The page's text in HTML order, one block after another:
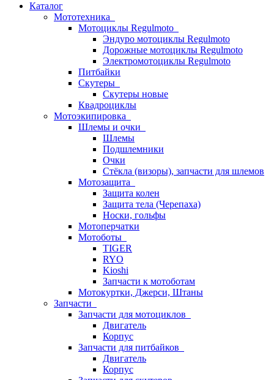
Каталог
Мототехника
Мотоциклы Regulmoto
Эндуро мотоциклы Regulmoto
Дорожные мотоциклы Regulmoto
Электромотоциклы Regulmoto
Питбайки
Скутеры
Скутеры новые
Квадроциклы
Мотоэкипировка
Шлемы и очки
Шлемы
Подшлемники
Очки
Стёкла (визоры), запчасти для шлемов
Мотозащита
Защита колен
Защита тела (Черепаха)
Носки, гольфы
Мотоперчатки
Мотоботы
TIGER
RYO
Kioshi
Запчасти к мотоботам
Мотокуртки, Джерси, Штаны
Запчасти
Запчасти для мотоциклов
Двигатель
Корпус
Запчасти для питбайков
Двигатель
Корпус